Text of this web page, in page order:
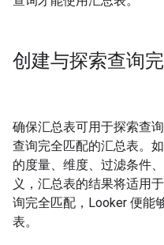
创建与探索查询
确保汇总表可用于探索查
查询完全匹配的汇总表。
的度量、维度、过滤条件
义，汇总表的结果将适用
询完全匹配，Looker 便能
表。